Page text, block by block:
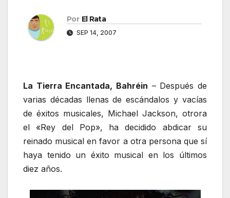
Por El Rata
SEP 14, 2007
La Tierra Encantada, Bahréin – Después de
varias décadas llenas de escándalos y vacías
de éxitos musicales, Michael Jackson, otrora
el «Rey del Pop», ha decidido abdicar su
reinado musical en favor a otra persona que sí
haya tenido un éxito musical en los últimos
diez años.